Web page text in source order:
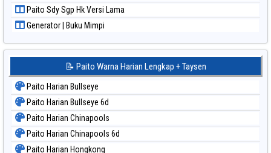
Paito Sdy Sgp Hk Versi Lama
Generator | Buku Mimpi
📝 Paito Warna Harian Lengkap + Taysen
Paito Harian Bullseye
Paito Harian Bullseye 6d
Paito Harian Chinapools
Paito Harian Chinapools 6d
Paito Harian Hongkong